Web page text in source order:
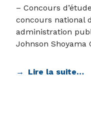
– Concours
concours national
administration
Johnson Shoyama
Lire la suite…